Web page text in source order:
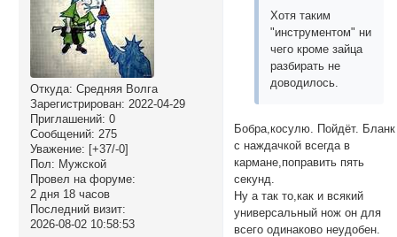
Откуда: Средняя Волга
Зарегистрирован: 2022-04-29
Приглашений: 0
Сообщений: 275
Уважение: [+37/-0]
Пол: Мужской
Провел на форуме:
2 дня 18 часов
Последний визит:
2026-08-02 10:58:53
Хотя таким
"инструментом" ни
чего кроме зайца
разбирать не
доводилось.
Бобра,косулю. Пойдёт. Бланк
с наждачкой всегда в
кармане,поправить пять
секунд.
Ну а так то,как и всякий
универсальный нож он для
всего одинаково неудобен.